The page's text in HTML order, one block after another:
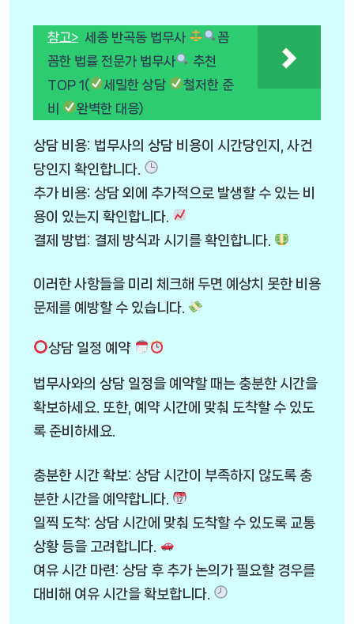
참고> 세종 반곡동 법무사
꼼
꼼한 법률 전문가 법무사
추천
TOP 1(
세밀한 상담
철저한 준
비
완벽한 대응)
상담 비용: 법무사의 상담 비용이 시간당인지, 사건
당인지 확인합니다.
추가 비용: 상담 외에 추가적으로 발생할 수 있는 비
용이 있는지 확인합니다.
결제 방법: 결제 방식과 시기를 확인합니다.
이러한 사항들을 미리 체크해 두면 예상치 못한 비용
문제를 예방할 수 있습니다.
상담 일정 예약
법무사와의 상담 일정을 예약할 때는 충분한 시간을
확보하세요. 또한, 예약 시간에 맞춰 도착할 수 있도
록 준비하세요.
충분한 시간 확보: 상담 시간이 부족하지 않도록 충
분한 시간을 예약합니다.
일찍 도착: 상담 시간에 맞춰 도착할 수 있도록 교통
상황 등을 고려합니다.
여유 시간 마련: 상담 후 추가 논의가 필요할 경우를
대비해 여유 시간을 확보합니다.